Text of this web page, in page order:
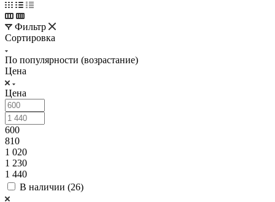
Фильтр
Сортировка
По популярности (возрастание)
Цена
Цена
600
810
1 020
1 230
1 440
В наличии (26)